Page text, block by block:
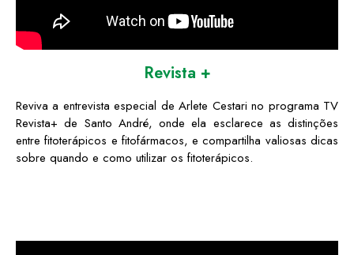
Revista +
Reviva a entrevista especial de Arlete Cestari no programa TV
Revista+ de Santo André, onde ela esclarece as distinções
entre fitoterápicos e fitofármacos, e compartilha valiosas dicas
sobre quando e como utilizar os fitoterápicos.